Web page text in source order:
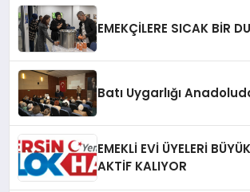
EMEKÇİLERE SICAK BİR
Batı Uygarlığı
EMEKLİ EVİ ÜYELERİ
AKTİF KALIYOR